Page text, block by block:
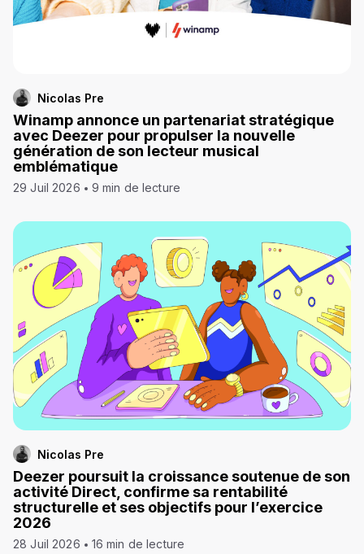
Nicolas Pre
Winamp annonce un partenariat stratégique
avec Deezer pour propulser la nouvelle
génération de son lecteur musical
emblématique
29 Juil 2026 9 min de lecture
Nicolas Pre
Deezer poursuit la croissance soutenue de son
activité Direct, confirme sa rentabilité
structurelle et ses objectifs pour l’exercice
2026
28 Juil 2026 16 min de lecture